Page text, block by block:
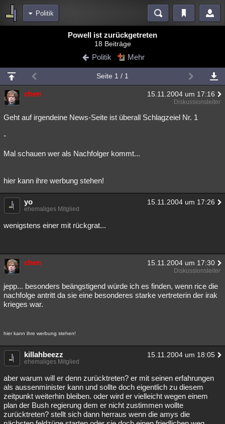
Politik
Blogs
Chat Wiki Neuigkeiten
meine Rubriken
Menschen Mystery Kriminalfälle
Spiritualität Verschwörungen Technologie Ufologie
weitere Rubriken
Astronomie Helpdesk Gruppen
Musik Clash Verbesserungen Allmystery English
Lesenswert Schlüsselwörter
Powell ist zurückgetreten
18 Beiträge
Politik Mehr
Seite 1 / 1
chen 15.11.2004 um 17:16
Diskussionsleiter
Geht auf irgendeine News-Seite ist überall Schlagzeiel Nr. 1
-
Mal schauen wer als Nachfolger kommt...
hier kann ihre werbung stehen!
yo 15.11.2004 um 17:26
ehemaliges Mitglied
wenigstens einer mit rückgrat...
chen 15.11.2004 um 17:30
Diskussionsleiter
jepp... besonders beängstigend würde ich es finden, wenn rice die
nachfolge antritt da sie eine besonderes starke vertreterin der irak
krieges war.
hier kann ihre werbung stehen!
killahbeezz 15.11.2004 um 18:05
ehemaliges Mitglied
aber warum will er denn zurücktreten? er mit seinen erfahrungen
als aussenminister kann und sollte doch eigentlich zu diesem
zeitpunkt weiterhin bleiben. oder wird er vielleicht wegen einem
plan der Bush regierung dem er nicht zustimmen wollte
zurücktreten? stellt sich dann herraus wenn die amys die